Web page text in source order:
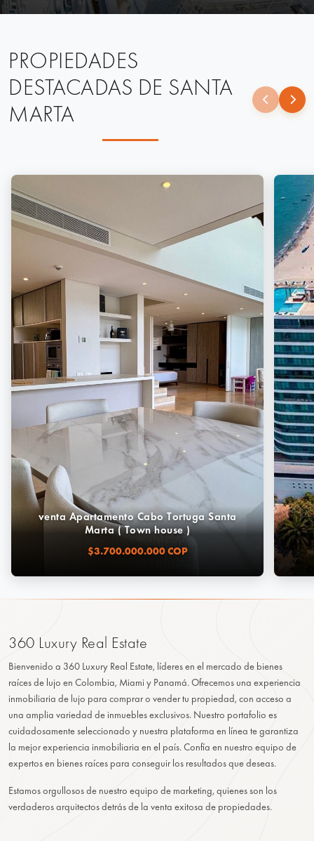
PROPIEDADES
DESTACADAS DE SANTA
MARTA
venta Apartamento Cabo Tortuga Santa
Marta ( Town house )
$3.700.000.000 COP
360 Luxury Real Estate
Bienvenido a 360 Luxury Real Estate, líderes en el mercado de bienes
raíces de lujo en Colombia, Miami y Panamá. Ofrecemos una experiencia
inmobiliaria de lujo para comprar o vender tu propiedad, con acceso a
una amplia variedad de inmuebles exclusivos. Nuestro portafolio es
cuidadosamente seleccionado y nuestra plataforma en línea te garantiza
la mejor experiencia inmobiliaria en el país. Confía en nuestro equipo de
expertos en bienes raíces para conseguir los resultados que deseas.
Estamos orgullosos de nuestro equipo de marketing, quienes son los
verdaderos arquitectos detrás de la venta exitosa de propiedades.